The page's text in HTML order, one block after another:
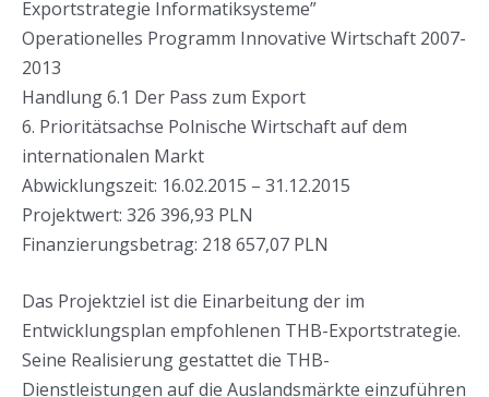
Exportstrategie Informatiksysteme”
Operationelles Programm Innovative Wirtschaft 2007-
2013
Handlung 6.1 Der Pass zum Export
6. Prioritätsachse Polnische Wirtschaft auf dem
internationalen Markt
Abwicklungszeit: 16.02.2015 – 31.12.2015
Projektwert: 326 396,93 PLN
Finanzierungsbetrag: 218 657,07 PLN
Das Projektziel ist die Einarbeitung der im
Entwicklungsplan empfohlenen THB-Exportstrategie.
Seine Realisierung gestattet die THB-
Dienstleistungen auf die Auslandsmärkte einzuführen